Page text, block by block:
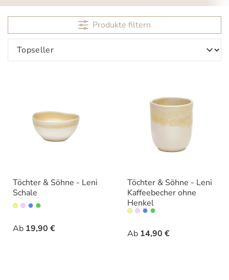
Produkte filtern
Töchter & Söhne - Leni
Schale
Ab 19,90 €
Varianten
Töchter & Söhne - Leni
Kaffeebecher ohne
Henkel
Ab 14,90 €
Varianten